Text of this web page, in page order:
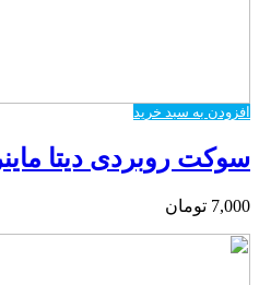
افزودن به سبد خرید
سوکت روبردی دیتا ماینر 11*2
7,000 تومان